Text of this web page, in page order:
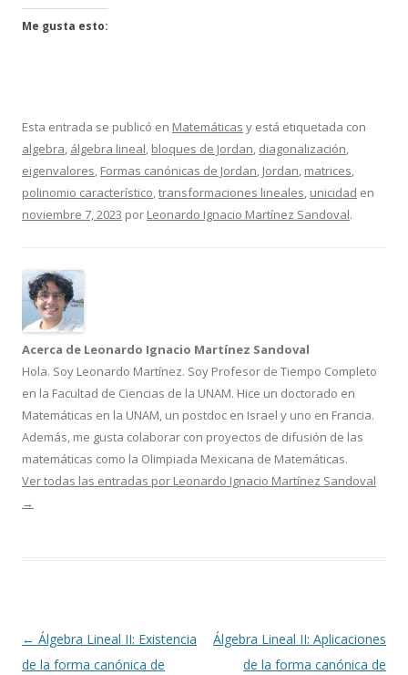
Me gusta esto:
Esta entrada se publicó en Matemáticas y está etiquetada con
algebra, álgebra lineal, bloques de Jordan, diagonalización,
eigenvalores, Formas canónicas de Jordan, Jordan, matrices,
polinomio característico,transformaciones lineales, unicidad en
noviembre 7, 2023 por Leonardo Ignacio Martínez Sandoval.
Acerca de Leonardo Ignacio Martínez Sandoval
Hola. Soy Leonardo Martínez. Soy Profesor de Tiempo Completo
en la Facultad de Ciencias de la UNAM. Hice un doctorado en
Matemáticas en la UNAM, un postdoc en Israel y uno en Francia.
Además, me gusta colaborar con proyectos de difusión de las
matemáticas como la Olimpiada Mexicana de Matemáticas.
Ver todas las entradas por Leonardo Ignacio Martínez Sandoval
→
Navegación
de
← Álgebra Lineal II: Existencia
de la forma canónica de
Álgebra Lineal II: Aplicaciones
de la forma canónica de